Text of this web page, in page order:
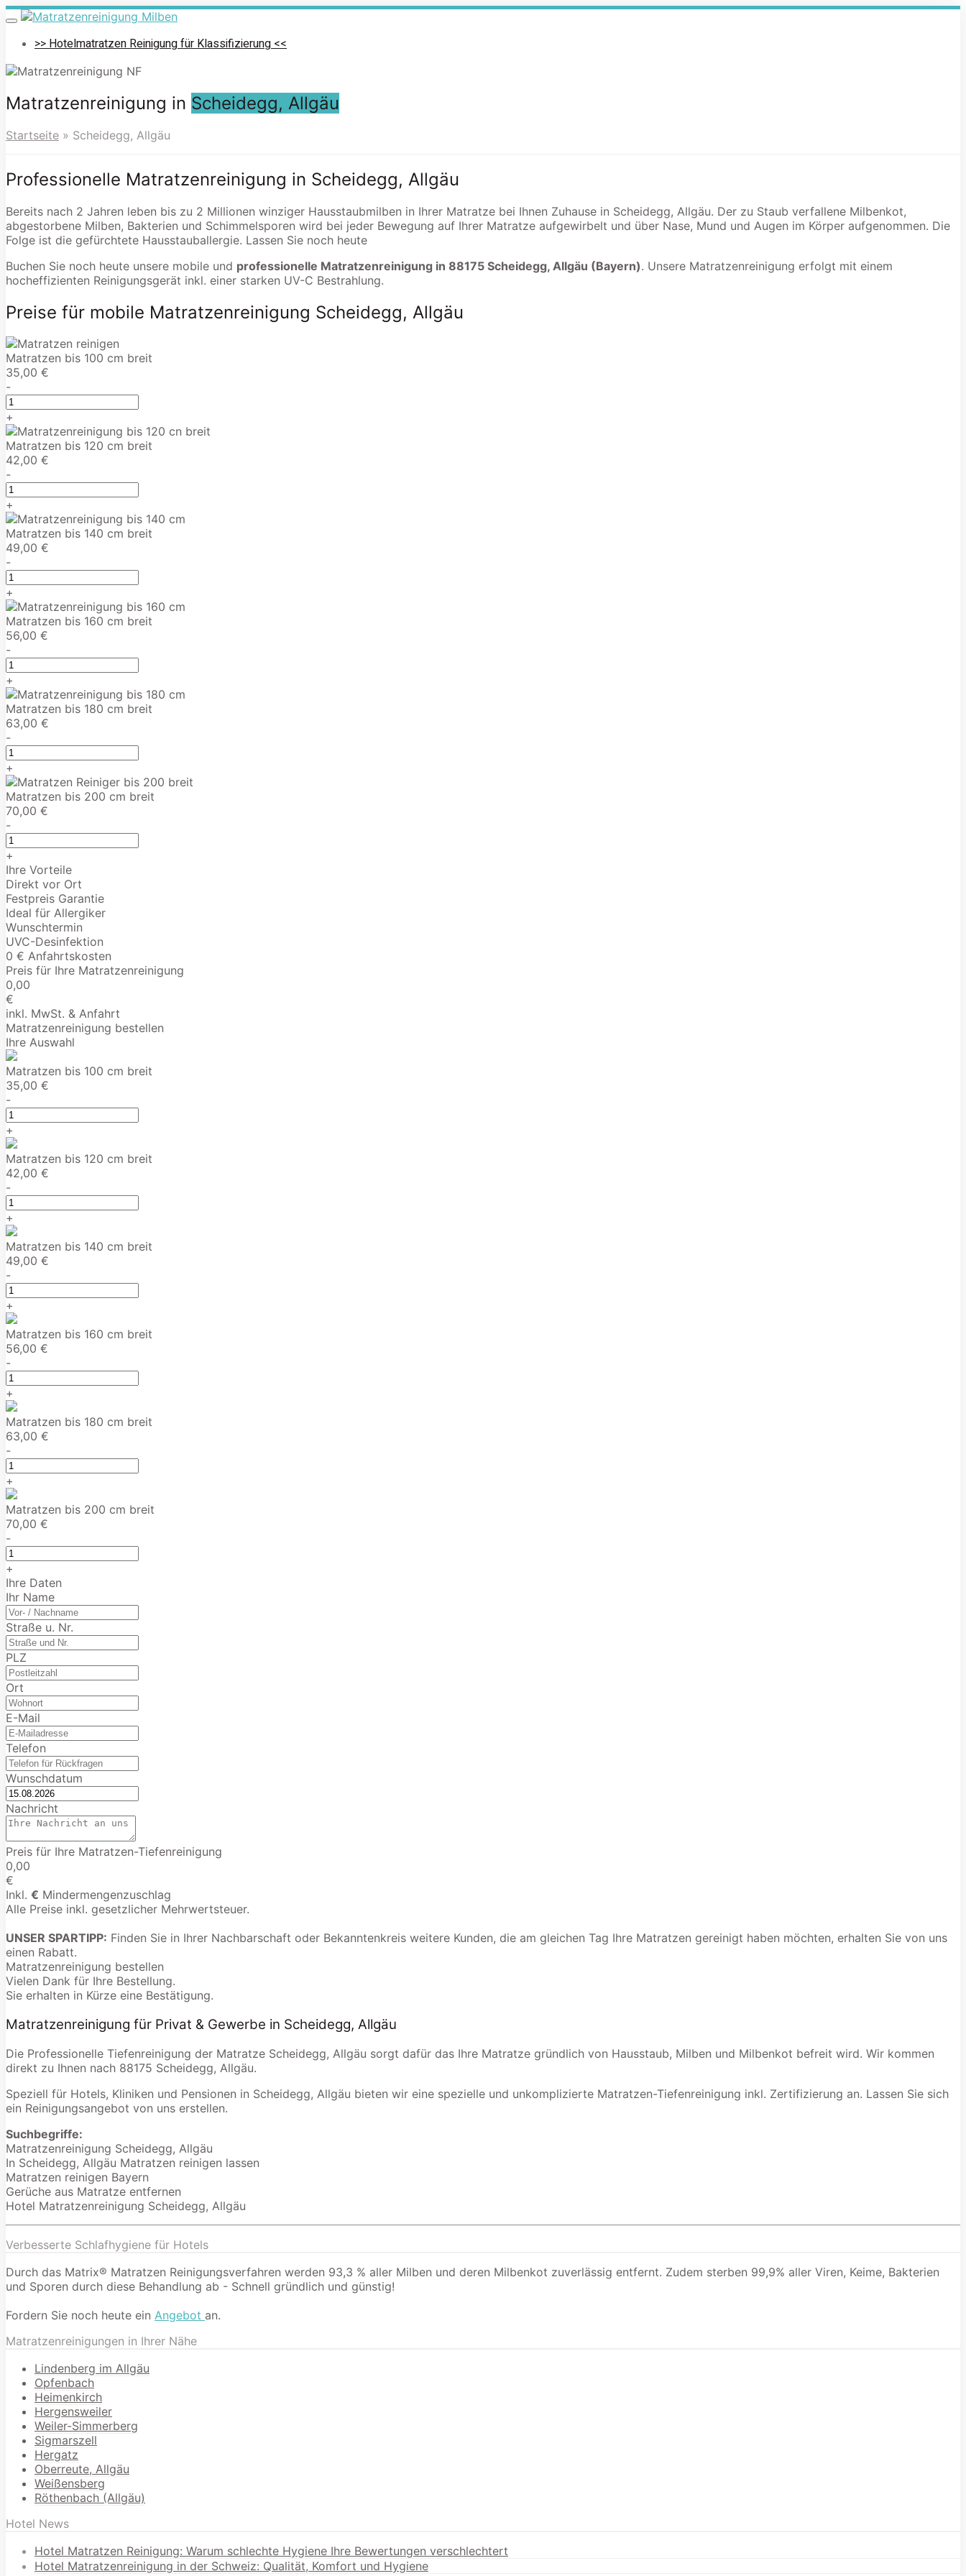
Skip
to
main
Toggle
navigation>> Hotelmatratzen Reinigung für Klassifizierung <<
Matratzenreinigung in Scheidegg, Allgäu
Startseite » Scheidegg, Allgäu
Professionelle Matratzenreinigung in Scheidegg, Allgäu
Bereits nach 2 Jahren leben bis zu 2 Millionen winziger Hausstaubmilben in Ihrer Matratze bei Ihnen Zuhause in Scheidegg, Allgäu. Der zu Staub verfallene Milbenkot,
abgestorbene Milben, Bakterien und Schimmelsporen wird bei jeder Bewegung auf Ihrer Matratze aufgewirbelt und über Nase, Mund und Augen im Körper aufgenommen. Die
Folge ist die gefürchtete Hausstauballergie. Lassen Sie noch heute
Buchen Sie noch heute unsere mobile und professionelle Matratzenreinigung in 88175 Scheidegg, Allgäu (Bayern). Unsere Matratzenreinigung erfolgt mit einem
hocheffizienten Reinigungsgerät inkl. einer starken UV-C Bestrahlung.
Preise für mobile Matratzenreinigung Scheidegg, Allgäu
Matratzen bis 100 cm breit
35,00 €
-
+
Matratzen bis 120 cm breit
42,00 €
-
+
Matratzen bis 140 cm breit
49,00 €
-
+
Matratzen bis 160 cm breit
56,00 €
-
+
Matratzen bis 180 cm breit
63,00 €
-
+
Matratzen bis 200 cm breit
70,00 €
-
+
Ihre Vorteile
Direkt vor Ort
Festpreis Garantie
Ideal für Allergiker
Wunschtermin
UVC-Desinfektion
0 € Anfahrtskosten
Preis für Ihre Matratzenreinigung
0,00
€
inkl. MwSt. & Anfahrt
Matratzenreinigung bestellen
Ihre Auswahl
Matratzen bis 100 cm breit
35,00 €
-
+
Matratzen bis 120 cm breit
42,00 €
-
+
Matratzen bis 140 cm breit
49,00 €
-
+
Matratzen bis 160 cm breit
56,00 €
-
+
Matratzen bis 180 cm breit
63,00 €
-
+
Matratzen bis 200 cm breit
70,00 €
-
+
Ihre Daten
Ihr Name
Straße u. Nr.
PLZ
Ort
E-Mail
Telefon
Wunschdatum
Nachricht
Preis für Ihre Matratzen-Tiefenreinigung
0,00
€
Inkl. € Mindermengenzuschlag
Alle Preise inkl. gesetzlicher Mehrwertsteuer.
UNSER SPARTIPP: Finden Sie in Ihrer Nachbarschaft oder Bekanntenkreis weitere Kunden, die am gleichen Tag Ihre Matratzen gereinigt haben möchten, erhalten Sie von uns
einen Rabatt.
Matratzenreinigung bestellen
Vielen Dank für Ihre Bestellung.
Sie erhalten in Kürze eine Bestätigung.
Matratzenreinigung für Privat & Gewerbe in Scheidegg, Allgäu
Die Professionelle Tiefenreinigung der Matratze Scheidegg, Allgäu sorgt dafür das Ihre Matratze gründlich von Hausstaub, Milben und Milbenkot befreit wird. Wir kommen
direkt zu Ihnen nach 88175 Scheidegg, Allgäu.
Speziell für Hotels, Kliniken und Pensionen in Scheidegg, Allgäu bieten wir eine spezielle und unkomplizierte Matratzen-Tiefenreinigung inkl. Zertifizierung an. Lassen Sie sich
ein Reinigungsangebot von uns erstellen.
Suchbegriffe:
Matratzenreinigung Scheidegg, Allgäu
In Scheidegg, Allgäu Matratzen reinigen lassen
Matratzen reinigen Bayern
Gerüche aus Matratze entfernen
Hotel Matratzenreinigung Scheidegg, Allgäu
Verbesserte Schlafhygiene für Hotels
Durch das Matrix® Matratzen Reinigungsverfahren werden 93,3 % aller Milben und deren Milbenkot zuverlässig entfernt. Zudem sterben 99,9% aller Viren, Keime, Bakterien
und Sporen durch diese Behandlung ab - Schnell gründlich und günstig!
Fordern Sie noch heute ein Angebot an.
Matratzenreinigungen in Ihrer Nähe
Lindenberg im Allgäu
Opfenbach
Heimenkirch
Hergensweiler
Weiler-Simmerberg
Sigmarszell
Hergatz
Oberreute, Allgäu
Weißensberg
Röthenbach (Allgäu)
Hotel News
Hotel Matratzen Reinigung: Warum schlechte Hygiene Ihre Bewertungen verschlechtert
Hotel Matratzenreinigung in der Schweiz: Qualität, Komfort und Hygiene